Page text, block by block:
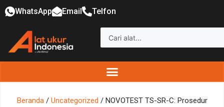
WhatsApp Email Telfon
Beranda/ Uncategorized / NOVOTEST TS-SR-C: Prosedur